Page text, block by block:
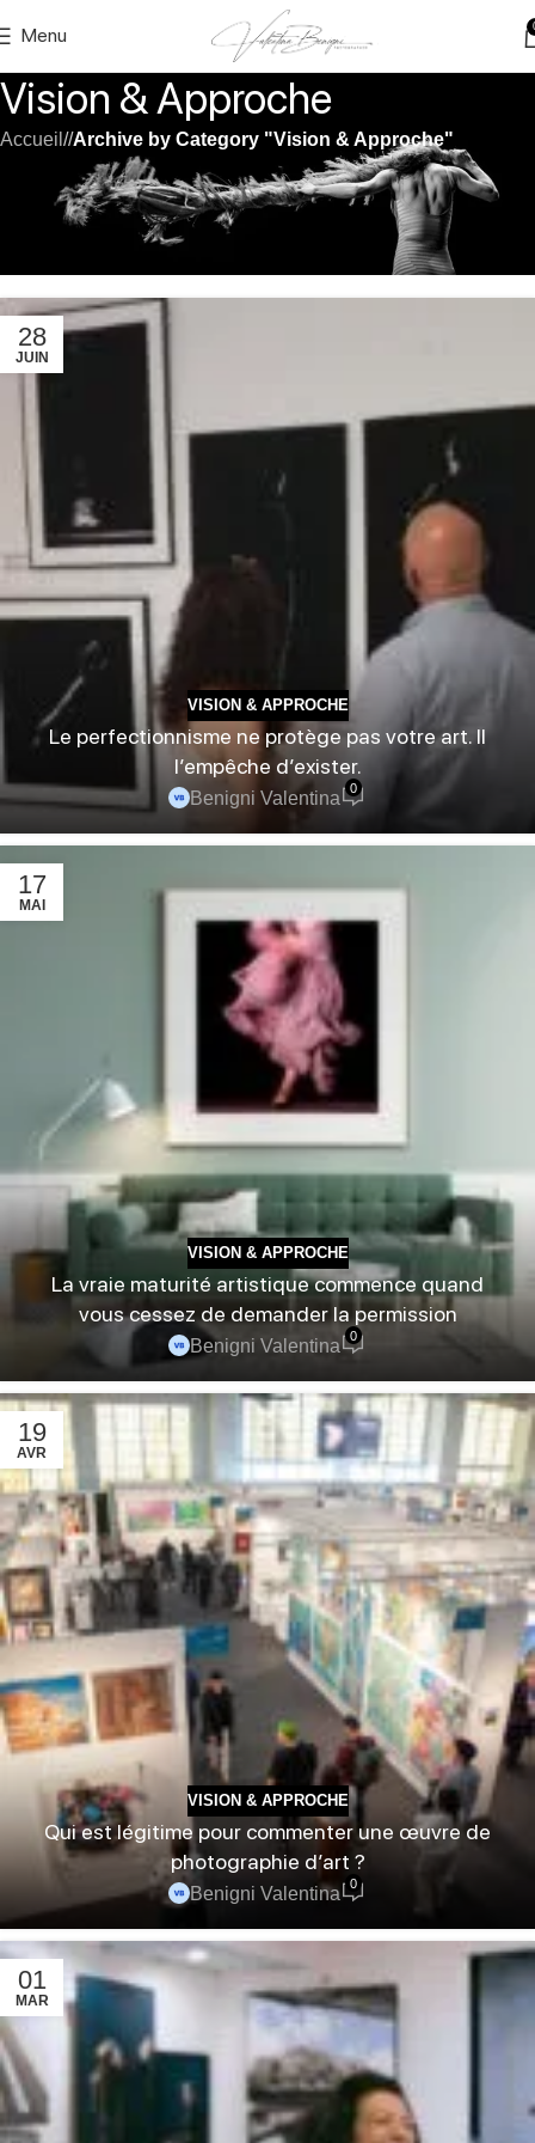
Menu
Vision & Approche
Accueil / Archive by Category "Vision & Approche"
Découvrez le processus créatif et la vision qui guident un
photographe d’art. Approfondissez vos connaissances sur l’état
d’esprit, l’identité artistique, les blocages et la motivation pour
vous aider à construire une carrière solide et consciente.
28
JUIN
VISION & APPROCHE
Le perfectionnisme ne protège pas votre art. Il
l’empêche d’exister.
Benigni Valentina
0
17
MAI
VISION & APPROCHE
La vraie maturité artistique commence quand
vous cessez de demander la permission
Benigni Valentina
0
19
AVR
VISION & APPROCHE
Qui est légitime pour commenter une œuvre de
photographie d’art ?
Benigni Valentina
0
01
MAR